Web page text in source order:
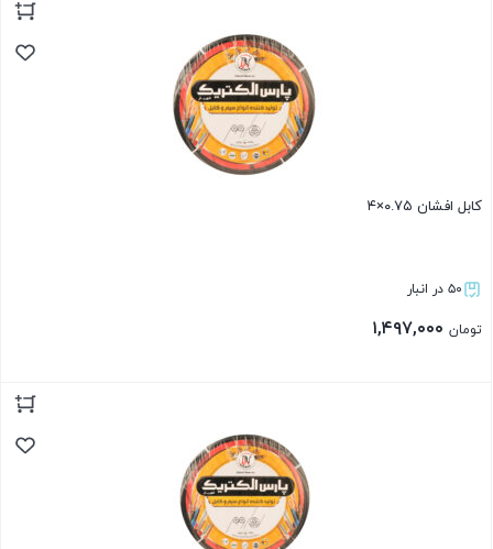
کابل افشان ۰.۷۵×۴
۵۰ در انبار
تومان